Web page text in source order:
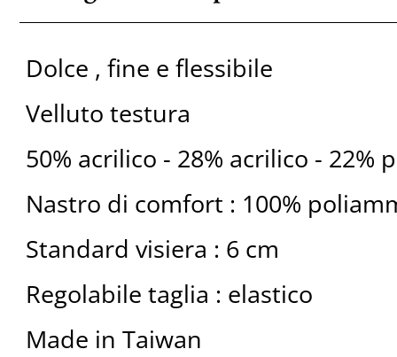
Dolce , fine e flessibile
Velluto testura
50% acrilico - 28% acrilico - 22%
Nastro di comfort : 100%
Standard visiera : 6 cm
Regolabile taglia : elastico
Made in Taiwan